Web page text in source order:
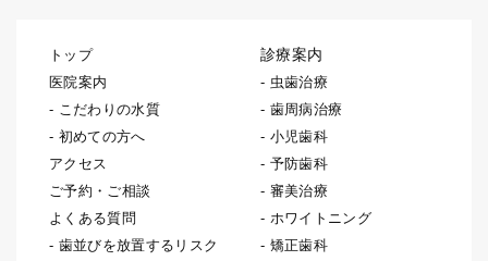
トップ
医院案内
こだわりの水質
初めての方へ
アクセス
ご予約・ご相談
よくある質問
歯並びを放置するリスク
診療案内
虫歯治療
歯周病治療
小児歯科
予防歯科
審美治療
ホワイトニング
矯正歯科